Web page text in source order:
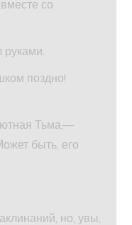
со
поздно!
Тьма,—
быть, его
но, увы,